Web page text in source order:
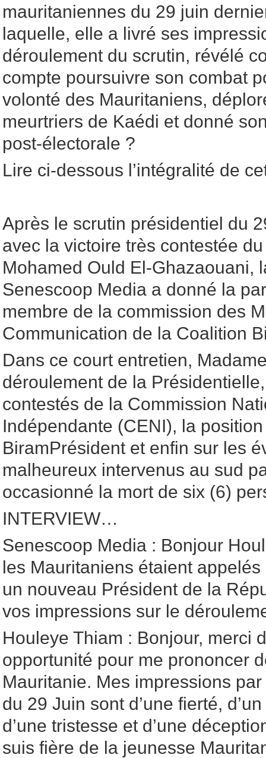
mauritaniennes du 29 juin
laquelle, elle a livré ses
déroulement du scrutin, révélé
compte poursuivre son combat
volonté des Mauritaniens,
meurtriers de Kaédi et donné
post-électorale ?
Lire ci-dessous l’intégralité de
Après le scrutin présidentiel du
avec la victoire très contestée
Mohamed Ould El-Ghazaouani,
Senescoop Media a donné la
membre de la commission des
Communication de la Coalition
Dans ce court entretien,
déroulement de la
contestés de la Commission
Indépendante (CENI), la
BiramPrésident et enfin sur les
malheureux intervenus au sud
occasionné la mort de six (6)
INTERVIEW…
Senescoop Media : Bonjour
les Mauritaniens étaient
un nouveau Président de la
vos impressions sur le
Houleye Thiam : Bonjour, merci
opportunité pour me prononcer
Mauritanie. Mes impressions
du 29 Juin sont d’une fierté,
d’une tristesse et d’une
suis fière de la jeunesse